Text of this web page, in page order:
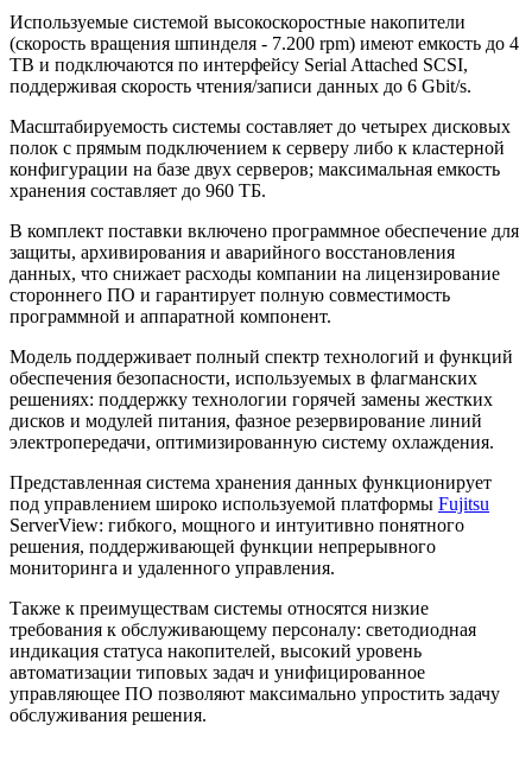
Используемые системой высокоскоростные накопители
(скорость вращения шпинделя - 7.200 rpm) имеют емкость до 4
TB и подключаются по интерфейсу Serial Attached SCSI,
поддерживая скорость чтения/записи данных до 6 Gbit/s.
Масштабируемость системы составляет до четырех дисковых
полок с прямым подключением к серверу либо к кластерной
конфигурации на базе двух серверов; максимальная емкость
хранения составляет до 960 ТБ.
В комплект поставки включено программное обеспечение для
защиты, архивирования и аварийного восстановления
данных, что снижает расходы компании на лицензирование
стороннего ПО и гарантирует полную совместимость
программной и аппаратной компонент.
Модель поддерживает полный спектр технологий и функций
обеспечения безопасности, используемых в флагманских
решениях: поддержку технологии горячей замены жестких
дисков и модулей питания, фазное резервирование линий
электропередачи, оптимизированную систему охлаждения.
Представленная система хранения данных функционирует
под управлением широко используемой платформы Fujitsu
ServerView: гибкого, мощного и интуитивно понятного
решения, поддерживающей функции непрерывного
мониторинга и удаленного управления.
Также к преимуществам системы относятся низкие
требования к обслуживающему персоналу: светодиодная
индикация статуса накопителей, высокий уровень
автоматизации типовых задач и унифицированное
управляющее ПО позволяют максимально упростить задачу
обслуживания решения.